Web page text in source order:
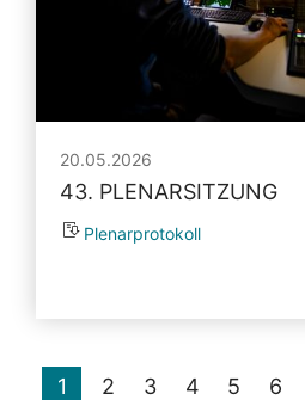
20.05.2026
43. PLENARSITZUNG
Plenarprotokoll
1 2 3 4 5 6